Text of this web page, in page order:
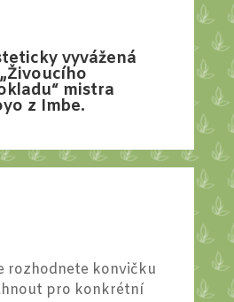
vyvážená
mistra
z Imbe.
rozhodnete konvičku
pro konkrétní